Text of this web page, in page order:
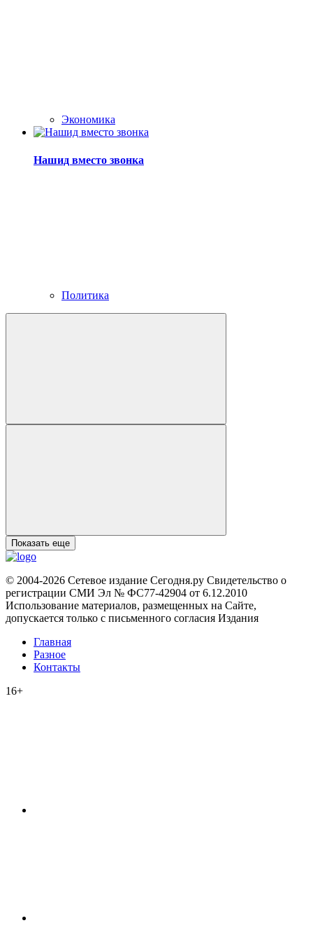
Экономика
Нашид вместо звонка
Политика
Показать еще
© 2004-2026 Сетевое издание Сегодня.ру Свидетельство о
регистрации СМИ Эл № ФС77-42904 от 6.12.2010
Использование материалов, размещенных на Сайте,
допускается только с письменного согласия Издания
Главная
Разное
Контакты
16+